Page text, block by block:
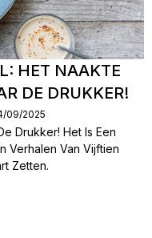
HET NAAKTE
DE DRUKKER!
09/2025
Drukker! Het Is Een
Verhalen Van Vijftien
Zetten.